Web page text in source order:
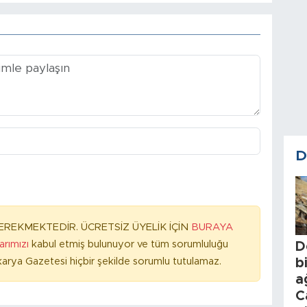
ÜCRETSİZ ÜYELİK İÇİN BURAYA
kabul etmiş bulunuyor ve tüm sorumluluğu
Gazetesi hiçbir şekilde sorumlu tutulamaz.